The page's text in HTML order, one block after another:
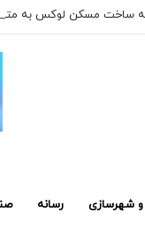
لوکس به متری ۱۵۰ تا ۲۰۰ میلیون تومان رسیده
و شهرسازی رسانه